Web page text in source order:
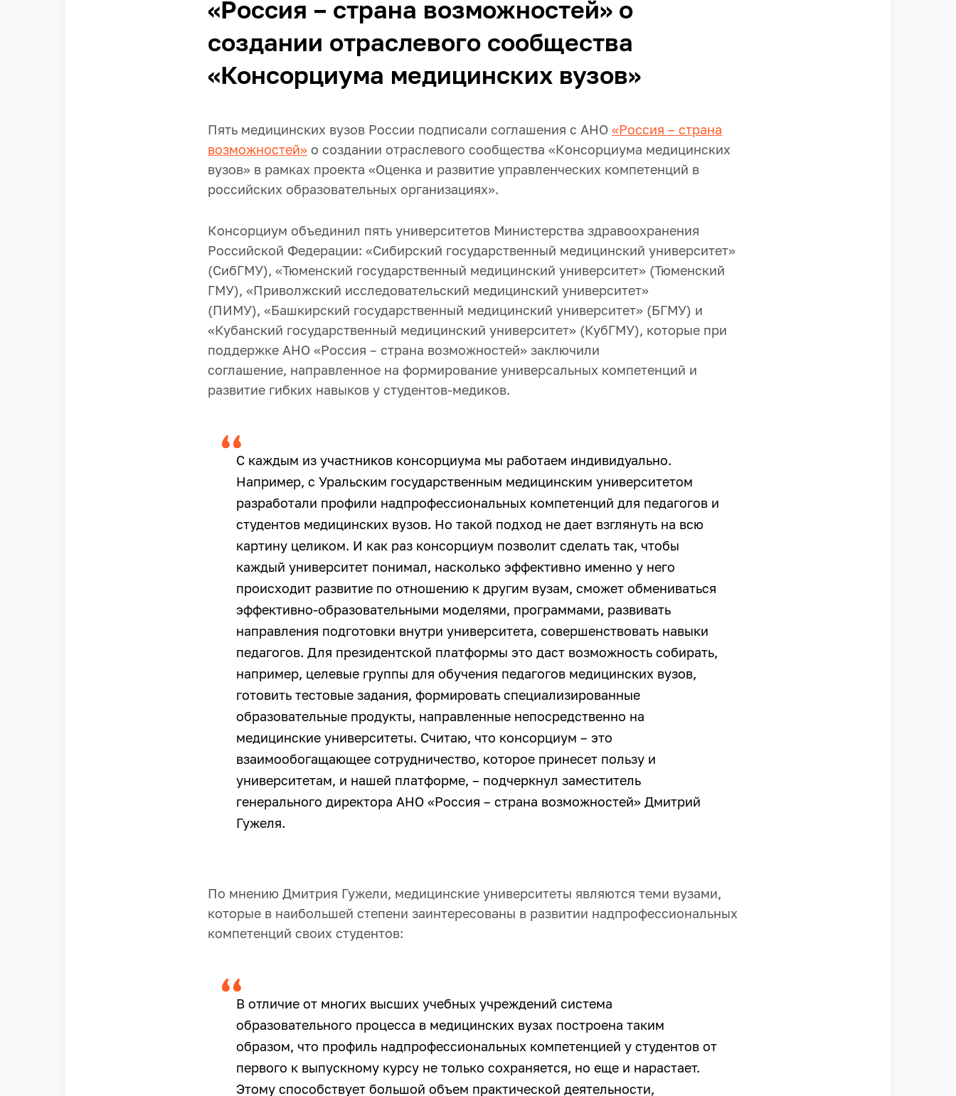
«Россия – страна возможностей» о
создании отраслевого сообщества
«Консорциума медицинских вузов»
Пять медицинских вузов России подписали соглашения с АНО «Россия – страна
возможностей» о создании отраслевого сообщества «Консорциума медицинских
вузов» в рамках проекта «Оценка и развитие управленческих компетенций в
российских образовательных организациях».
Консорциум объединил пять университетов Министерства здравоохранения
Российской Федерации: «Сибирский государственный медицинский университет»
(СибГМУ), «Тюменский государственный медицинский университет» (Тюменский
ГМУ), «Приволжский исследовательский медицинский университет»
(ПИМУ), «Башкирский государственный медицинский университет» (БГМУ) и
«Кубанский государственный медицинский университет» (КубГМУ), которые при
поддержке АНО «Россия – страна возможностей» заключили
соглашение, направленное на формирование универсальных компетенций и
развитие гибких навыков у студентов-медиков.
С каждым из участников консорциума мы работаем индивидуально.
Например, с Уральским государственным медицинским университетом
разработали профили надпрофессиональных компетенций для педагогов и
студентов медицинских вузов. Но такой подход не дает взглянуть на всю
картину целиком. И как раз консорциум позволит сделать так, чтобы
каждый университет понимал, насколько эффективно именно у него
происходит развитие по отношению к другим вузам, сможет обмениваться
эффективно-образовательными моделями, программами, развивать
направления подготовки внутри университета, совершенствовать навыки
педагогов. Для президентской платформы это даст возможность собирать,
например, целевые группы для обучения педагогов медицинских вузов,
готовить тестовые задания, формировать специализированные
образовательные продукты, направленные непосредственно на
медицинские университеты. Считаю, что консорциум – это
взаимообогащающее сотрудничество, которое принесет пользу и
университетам, и нашей платформе, – подчеркнул заместитель
генерального директора АНО «Россия – страна возможностей» Дмитрий
Гужеля.
По мнению Дмитрия Гужели, медицинские университеты являются теми вузами,
которые в наибольшей степени заинтересованы в развитии надпрофессиональных
компетенций своих студентов:
В отличие от многих высших учебных учреждений система
образовательного процесса в медицинских вузах построена таким
образом, что профиль надпрофессиональных компетенцией у студентов от
первого к выпускному курсу не только сохраняется, но еще и нарастает.
Этому способствует большой объем практической деятельности,